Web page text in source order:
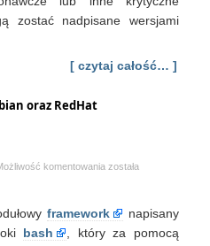
zostać nadpisane wersjami
[ czytaj całość… ]
oraz RedHat
komentowania Hartowanie
oraz
RedHat
została
framework
napisany
bash
, który za pomocą